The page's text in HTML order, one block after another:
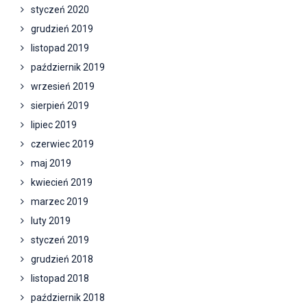
styczeń 2020
grudzień 2019
listopad 2019
październik 2019
wrzesień 2019
sierpień 2019
lipiec 2019
czerwiec 2019
maj 2019
kwiecień 2019
marzec 2019
luty 2019
styczeń 2019
grudzień 2018
listopad 2018
październik 2018